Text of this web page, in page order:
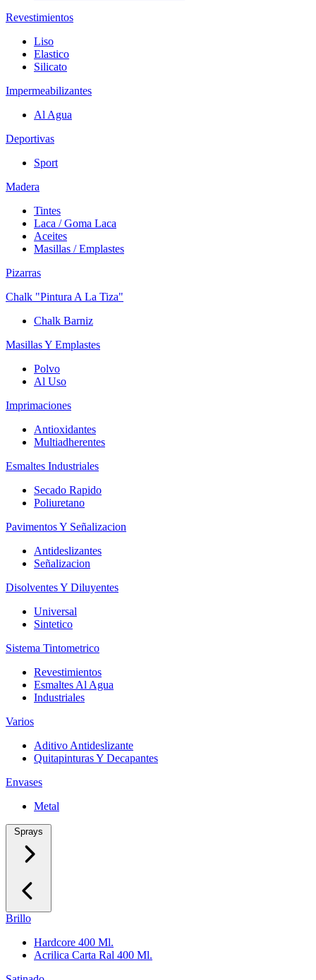
Revestimientos
Liso
Elastico
Silicato
Impermeabilizantes
Al Agua
Deportivas
Sport
Madera
Tintes
Laca / Goma Laca
Aceites
Masillas / Emplastes
Pizarras
Chalk "Pintura A La Tiza"
Chalk Barniz
Masillas Y Emplastes
Polvo
Al Uso
Imprimaciones
Antioxidantes
Multiadherentes
Esmaltes Industriales
Secado Rapido
Poliuretano
Pavimentos Y Señalizacion
Antideslizantes
Señalizacion
Disolventes Y Diluyentes
Universal
Sintetico
Sistema Tintometrico
Revestimientos
Esmaltes Al Agua
Industriales
Varios
Aditivo Antideslizante
Quitapinturas Y Decapantes
Envases
Metal
Sprays
Brillo
Hardcore 400 Ml.
Acrilica Carta Ral 400 Ml.